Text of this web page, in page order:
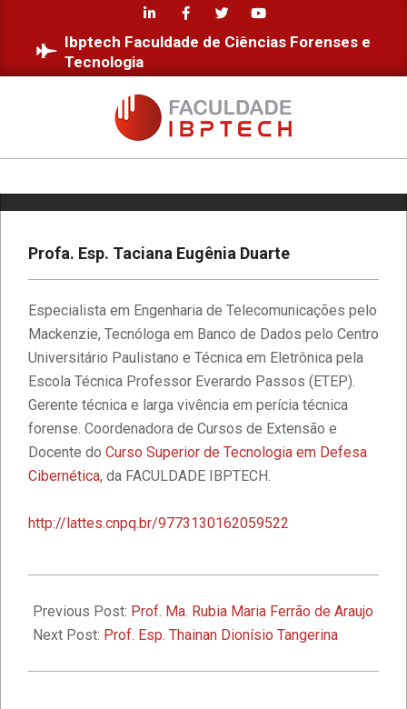
content
Ibptech Faculdade de Ciências Forenses e
Tecnologia
FACULDADE
IBPTECH
MenuProfa. Esp. Taciana Eugênia Duarte
Especialista em Engenharia de Telecomunicações pelo
Mackenzie, Tecnóloga em Banco de Dados pelo Centro
Universitário Paulistano e Técnica em Eletrônica pela
Escola Técnica Professor Everardo Passos (ETEP).
Gerente técnica e larga vivência em perícia técnica
forense. Coordenadora de Cursos de Extensão e
Docente do Curso Superior de Tecnologia em Defesa
Cibernética, da FACULDADE IBPTECH.
http://lattes.cnpq.br/9773130162059522
11-
14
Previous Post: Prof. Ma. Rubia Maria Ferrão de Araujo
Next Post: Prof. Esp. Thainan Dionísio Tangerina
IBPTECH
Faculdade IBPTECH: Transformando
Futuros através da Educação de
Excelência
Faculdade IBPTECH e SBSeg 2023
Ibptech
A Faculdade Ibptech: o Ponto de
Tecnológico